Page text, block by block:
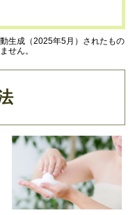
生成（2025年5月）されたもの
せん。